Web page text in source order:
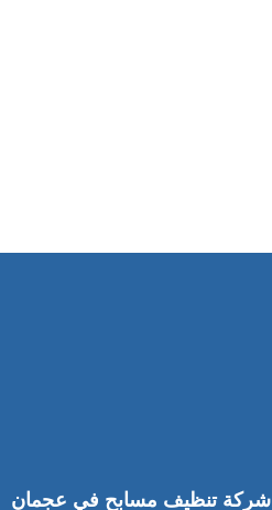
شركة تنظيف مسابح في عجمان